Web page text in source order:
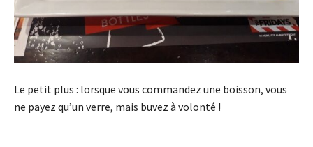
Le petit plus : lorsque vous commandez une boisson, vous
ne payez qu’un verre, mais buvez à volonté !